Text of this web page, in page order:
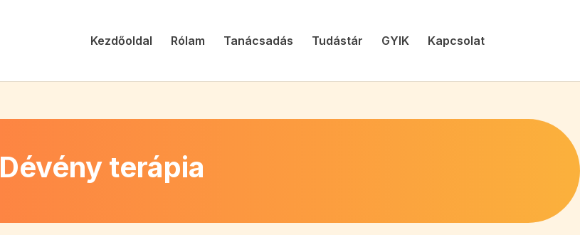
Kezdőoldal Rólam Tanácsadás Tudástár GYIK Kapcsolat
Dévény terápia